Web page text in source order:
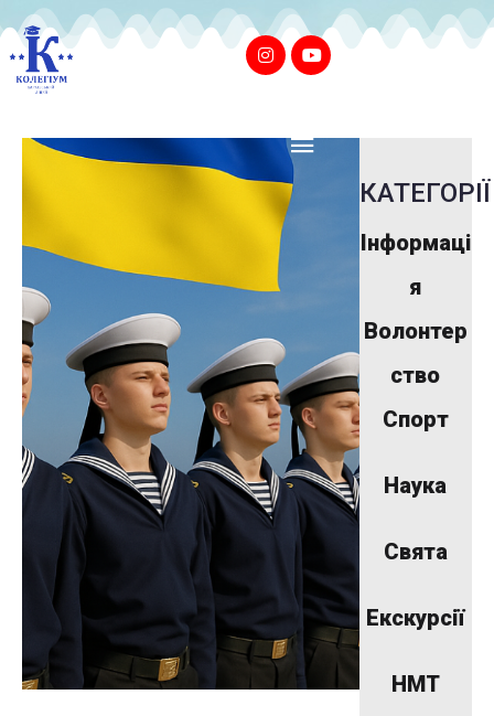
КАТЕГОРІЇ
Інформаці
я
Волонтер
ство
Спорт
Наука
Свята
Екскурсії
НМТ